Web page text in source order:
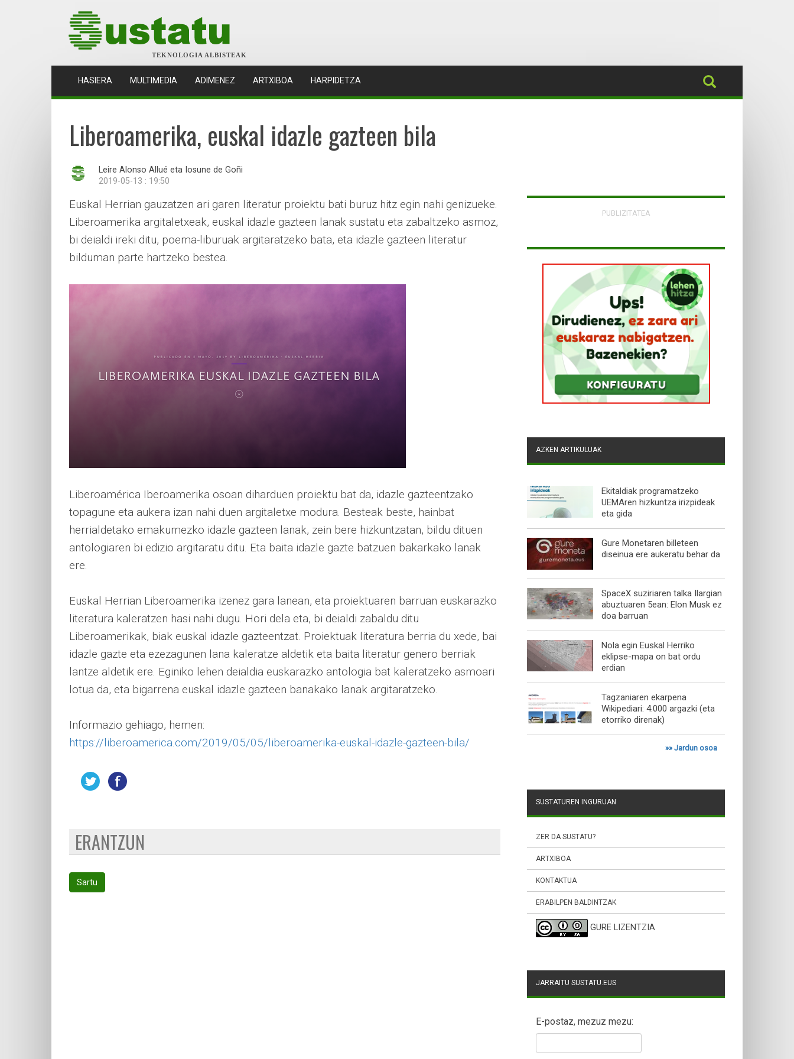
TEKNOLOGIA ALBISTEAK
HASIERA (CURRENT)
MULTIMEDIA ADIMENEZ ARTXIBOA HARPIDETZA
Liberoamerika, euskal idazle gazteen bila
Leire Alonso Allué eta Iosune de Goñi
2019-05-13 : 19:50
Euskal Herrian gauzatzen ari garen literatur proiektu bati buruz hitz egin nahi genizueke.
Liberoamerika argitaletxeak, euskal idazle gazteen lanak sustatu eta zabaltzeko asmoz,
bi deialdi ireki ditu, poema-liburuak argitaratzeko bata, eta idazle gazteen literatur
bilduman parte hartzeko bestea.
Liberoamérica Iberoamerika osoan diharduen proiektu bat da, idazle gazteentzako
topagune eta aukera izan nahi duen argitaletxe modura. Besteak beste, hainbat
herrialdetako emakumezko idazle gazteen lanak, zein bere hizkuntzatan, bildu dituen
antologiaren bi edizio argitaratu ditu. Eta baita idazle gazte batzuen bakarkako lanak
ere.
Euskal Herrian Liberoamerika izenez gara lanean, eta proiektuaren barruan euskarazko
literatura kaleratzen hasi nahi dugu. Hori dela eta, bi deialdi zabaldu ditu
Liberoamerikak, biak euskal idazle gazteentzat. Proiektuak literatura berria du xede, bai
idazle gazte eta ezezagunen lana kaleratze aldetik eta baita literatur genero berriak
lantze aldetik ere. Eginiko lehen deialdia euskarazko antologia bat kaleratzeko asmoari
lotua da, eta bigarrena euskal idazle gazteen banakako lanak argitaratzeko.
Informazio gehiago, hemen:
https://liberoamerica.com/2019/05/05/liberoamerika-euskal-idazle-gazteen-bila/
ERANTZUN
Sartu
PUBLIZITATEA
AZKEN ARTIKULUAK
Ekitaldiak programatzeko
UEMAren hizkuntza irizpideak
eta gida
Gure Monetaren billeteen
diseinua ere aukeratu behar da
SpaceX suziriaren talka Ilargian
abuztuaren 5ean: Elon Musk ez
doa barruan
Nola egin Euskal Herriko
eklipse-mapa on bat ordu
erdian
Tagzaniaren ekarpena
Wikipediari: 4.000 argazki (eta
etorriko direnak)
»»Jardun osoa
SUSTATUREN INGURUAN
ZER DA SUSTATU?
ARTXIBOA
KONTAKTUA
ERABILPEN BALDINTZAK
GURE LIZENTZIA
JARRAITU SUSTATU.EUS
E-postaz, mezuz mezu: